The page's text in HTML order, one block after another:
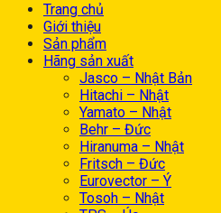
Trang chủ
Giới thiệu
Sản phẩm
Hãng sản xuất
Jasco – Nhật Bản
Hitachi – Nhật
Yamato – Nhật
Behr – Đức
Hiranuma – Nhật
Fritsch – Đức
Eurovector – Ý
Tosoh – Nhật